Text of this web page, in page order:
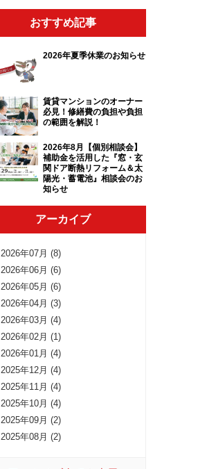
おすすめ記事
2026年夏季休業のお知らせ
賃貸マンションのオーナー
必見！修繕費の負担や負担
の範囲を解説！
2026年8月【個別相談会】
補助金を活用した『窓・玄
関ドア断熱リフォーム＆太
陽光・蓄電池』相談会のお
知らせ
アーカイブ
2026年07月 (8)
2026年06月 (6)
2026年05月 (6)
2026年04月 (3)
2026年03月 (4)
2026年02月 (1)
2026年01月 (4)
2025年12月 (4)
2025年11月 (4)
2025年10月 (4)
2025年09月 (2)
2025年08月 (2)